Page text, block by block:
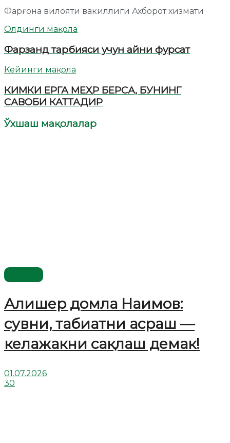
Фарғона вилояти вакиллиги Ахборот хизмати
Олдинги мақола
Фарзанд тарбияси учун айни фурсат
Кейинги мақола
КИМКИ ЕРГА МЕҲР БЕРСА, БУНИНГ
САВОБИ КАТТАДИР
Ўхшаш мақолалар
Алишер домла Наимов:
сувни, табиатни асраш —
келажакни сақлаш демак!
01.07.2026
30